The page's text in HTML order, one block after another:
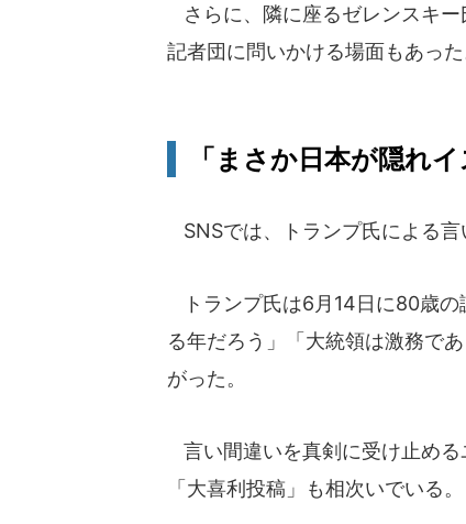
さらに、隣に座るゼレンスキ
記者団に問いかける場面もあった
「まさか日本が隠れ
SNSでは、トランプ氏による言
トランプ氏は6月14日に80歳の
る年だろう」「大統領は激務で
がった。
言い間違いを真剣に受け止め
「大喜利投稿」も相次いでいる。